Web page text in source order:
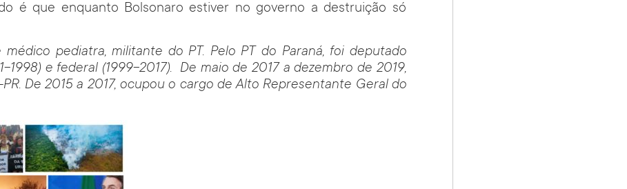
é que enquanto Bolsonaro estiver no governo a destruição só
médico pediatra, militante do PT. Pelo PT do Paraná, foi deputado
1998) e federal (1999-2017). De maio de 2017 a dezembro de 2019,
De 2015 a 2017, ocupou o cargo de Alto Representante Geral do